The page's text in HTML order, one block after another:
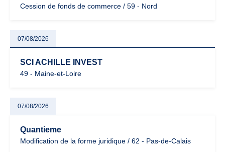
Cession de fonds de commerce / 59 - Nord
07/08/2026
SCI ACHILLE INVEST
49 - Maine-et-Loire
07/08/2026
Quantieme
Modification de la forme juridique / 62 - Pas-de-Calais